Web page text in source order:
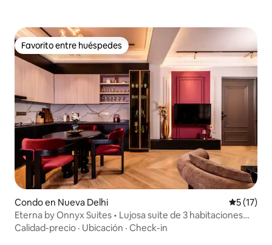
Favorito entre huéspedes
Favorito entre huéspedes
Condo en Nueva Delhi
5 (17)
Eterna by Onnyx Suites • Lujosa suite de 3 habitaciones
con bañera
Calidad-precio · Ubicación · Check-in